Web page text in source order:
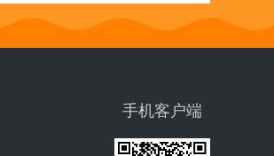
手机客户端